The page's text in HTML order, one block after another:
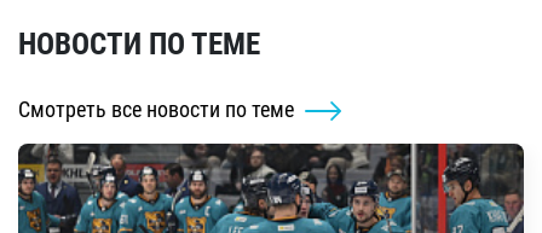
НОВОСТИ ПО ТЕМЕ
Смотреть все новости по теме